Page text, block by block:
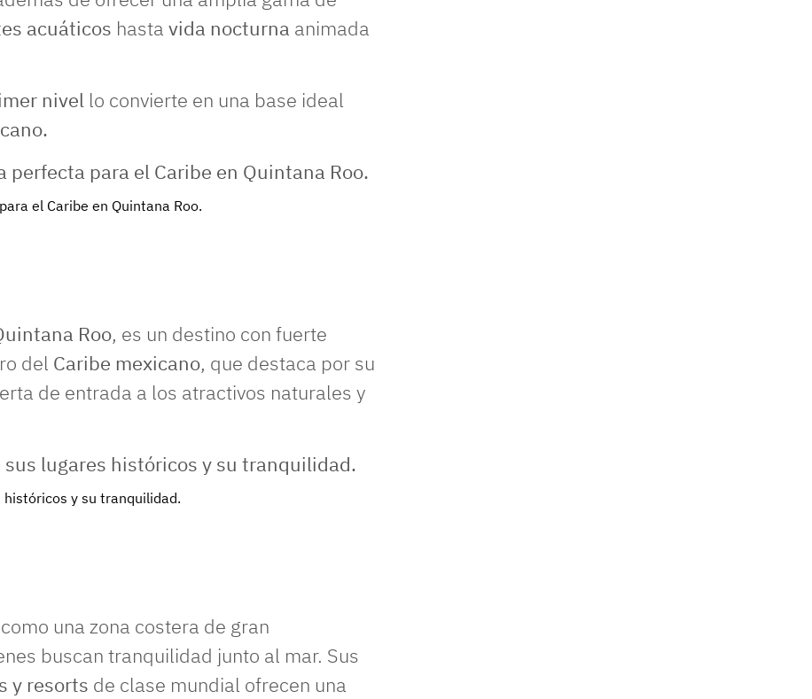
acuáticos hasta vida nocturna animada
nivel lo convierte en una base ideal
el Caribe en Quintana Roo.
Roo, es un destino con fuerte
del Caribe mexicano, que destaca por su
de entrada a los atractivos naturales y
y su tranquilidad.
una zona costera de gran
buscan tranquilidad junto al mar. Sus
y resorts de clase mundial ofrecen una